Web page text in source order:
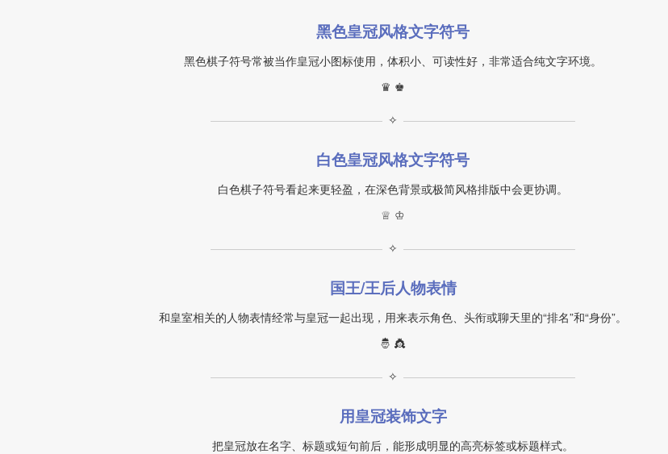
黑色皇冠风格文字符号
黑色棋子符号常被当作皇冠小图标使用，体积小、可读性好，非常适合纯文字环境。
♛ ♚
✧
白色皇冠风格文字符号
白色棋子符号看起来更轻盈，在深色背景或极简风格排版中会更协调。
♕ ♔
✧
国王/王后人物表情
和皇室相关的人物表情经常与皇冠一起出现，用来表示角色、头衔或聊天里的“排名”和“身份”。
🤴 👸
✧
用皇冠装饰文字
把皇冠放在名字、标题或短句前后，能形成明显的高亮标签或标题样式。